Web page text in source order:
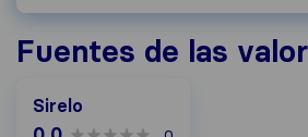
Fuentes de las
Sirelo